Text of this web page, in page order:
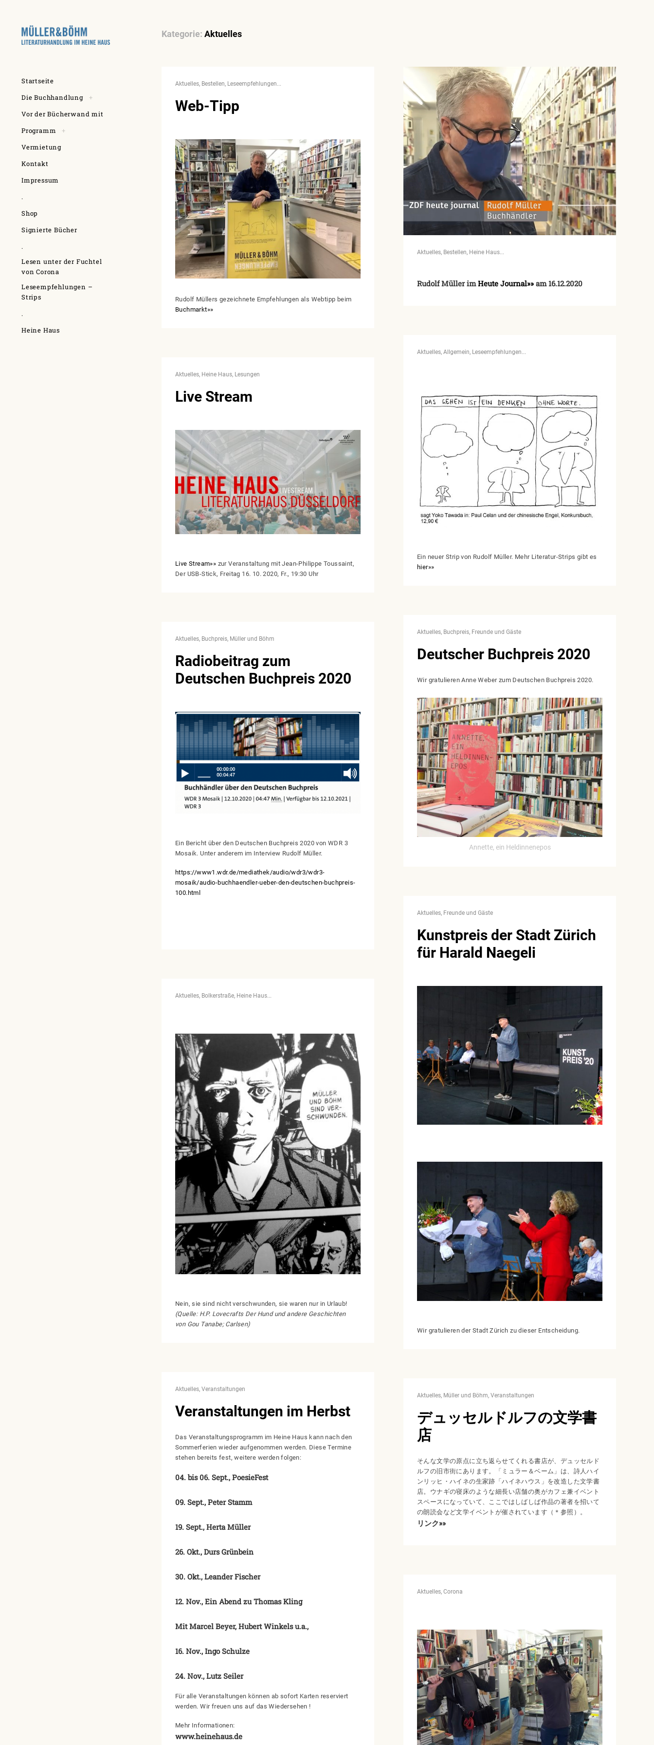
Startseite
Die Buchhandlung
toggle
child
+
Vor der Bücherwand mit
Programm
toggle
child
+
Vermietung
Kontakt
Impressum
.
Shop
Signierte Bücher
.
Lesen unter der Fuchtel
von Corona
Leseempfehlungen –
Strips
.
Heine Haus
Kategorie: Aktuelles
Aktuelles Bestellen Leseempfehlungen
Web-Tipp
Rudolf Müllers gezeichnete Empfehlungen als Webtipp beim
Buchmarkt»»
Aktuelles Bestellen Heine Haus
Rudolf Müller imHeute Journal»»am 16.12.2020
Aktuelles Allgemein Leseempfehlungen
Ein neuer Strip von Rudolf Müller. Mehr Literatur-Strips gibt es
hier»»
Aktuelles Heine Haus Lesungen
Live Stream
Live Stream»» zur Veranstaltung mit Jean-Philippe Toussaint,
Der USB-Stick, Freitag 16. 10. 2020, Fr., 19:30 Uhr
Aktuelles Buchpreis Freunde und Gäste
Deutscher Buchpreis 2020
Wir gratulieren Anne Weber zum Deutschen Buchpreis 2020.
Annette, ein Heldinnenepos
Aktuelles Buchpreis Müller und Böhm
Radiobeitrag zum
Deutschen Buchpreis 2020
Ein Bericht über den Deutschen Buchpreis 2020 von WDR 3
Mosaik. Unter anderem im Interview Rudolf Müller.
https://www1.wdr.de/mediathek/audio/wdr3/wdr3-
mosaik/audio-buchhaendler-ueber-den-deutschen-buchpreis-
100.html
Aktuelles Freunde und Gäste
Kunstpreis der Stadt Zürich
für Harald Naegeli
Wir gratulieren der Stadt Zürich zu dieser Entscheidung.
Aktuelles Bolkerstraße Heine Haus
Nein, sie sind nicht verschwunden, sie waren nur in Urlaub!
(Quelle: H.P. Lovecrafts Der Hund und andere Geschichten
von Gou Tanabe; Carlsen)
Aktuelles Veranstaltungen
Veranstaltungen im Herbst
Das Veranstaltungsprogramm im Heine Haus kann nach den
Sommerferien wieder aufgenommen werden. Diese Termine
stehen bereits fest, weitere werden folgen:
04. bis 06. Sept., PoesieFest
09. Sept., Peter Stamm
19. Sept., Herta Müller
26. Okt., Durs Grünbein
30. Okt., Leander Fischer
12. Nov., Ein Abend zu Thomas Kling
Mit Marcel Beyer, Hubert Winkels u.a.,
16. Nov., Ingo Schulze
24. Nov., Lutz Seiler
Für alle Veranstaltungen können ab sofort Karten reserviert
werden. Wir freuen uns auf das Wiedersehen !
Mehr Informationen:
www.heinehaus.de
Aktuelles Müller und Böhm Veranstaltungen
デュッセルドルフの文学書
店
そんな文学の原点に立ち返らせてくれる書店が、デュッセルド
ルフの旧市街にあります。「ミュラー＆ベーム」は、詩人ハイ
ンリッヒ・ハイネの生家跡「ハイネハウス」を改造した文学書
店。ウナギの寝床のような細長い店舗の奥がカフェ兼イベント
スペースになっていて、ここではしばしば作品の著者を招いて
の朗読会など文学イベントが催されています（＊参照）。
リンク»»
Aktuelles Corona
navigation